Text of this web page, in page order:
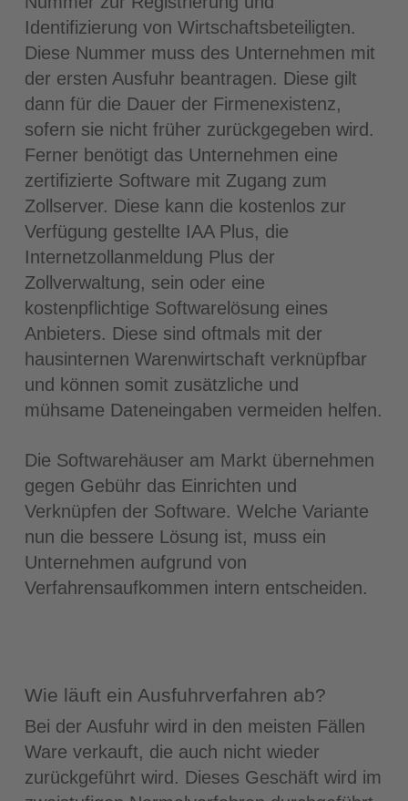
Identifizierung von Wirtschaftsbeteiligten.
Diese Nummer muss des Unternehmen mit
der ersten Ausfuhr beantragen. Diese gilt
dann für die Dauer der Firmenexistenz,
sofern sie nicht früher zurückgegeben wird.
Ferner benötigt das Unternehmen eine
zertifizierte Software mit Zugang zum
Zollserver. Diese kann die kostenlos zur
Verfügung gestellte IAA Plus, die
Internetzollanmeldung Plus der
Zollverwaltung, sein oder eine
kostenpflichtige Softwarelösung eines
Anbieters. Diese sind oftmals mit der
hausinternen Warenwirtschaft verknüpfbar
und können somit zusätzliche und
mühsame Dateneingaben vermeiden helfen.
Die Softwarehäuser am Markt übernehmen
gegen Gebühr das Einrichten und
Verknüpfen der Software. Welche Variante
nun die bessere Lösung ist, muss ein
Unternehmen aufgrund von
Verfahrensaufkommen intern entscheiden.
Wie läuft ein Ausfuhrverfahren ab?
Bei der Ausfuhr wird in den meisten Fällen
Ware verkauft, die auch nicht wieder
zurückgeführt wird. Dieses Geschäft wird im